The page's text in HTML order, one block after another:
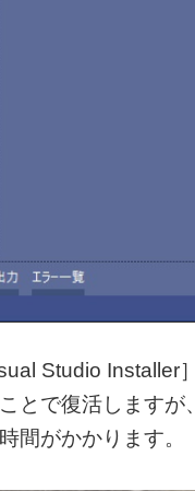
Studio Installer
とで復活しますが
間がかかります。